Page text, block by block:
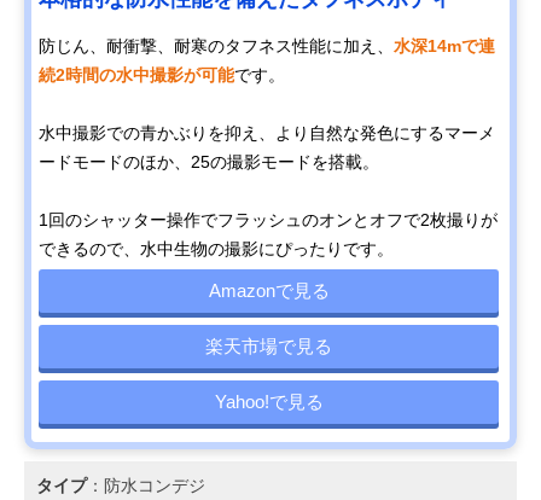
防じん、耐衝撃、耐寒のタフネス性能に加え、 水深14mで連
続2時間の水中撮影が可能です。
水中撮影での青かぶりを抑え、より自然な発色にするマーメ
ードモードのほか、25の撮影モードを搭載。
1回のシャッター操作でフラッシュのオンとオフで2枚撮りが
できるので、水中生物の撮影にぴったりです。
Amazonで見る
楽天市場で見る
Yahoo!で見る
タイプ：防水コンデジ